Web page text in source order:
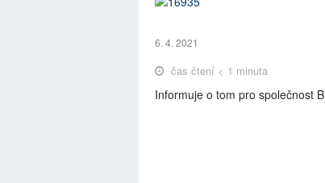
6. 4. 2021
čas čtení < 1 minuta
Informuje o tom pro společnost